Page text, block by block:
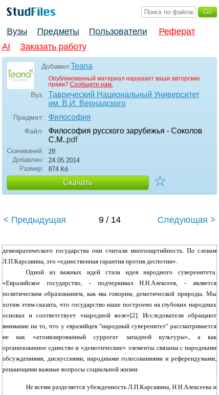
Вузы Предметы Пользователи
Реферат
AI
Заказать работу
Добавил:Teana
Опубликованный материал нарушает ваши авторские
права? Сообщите нам.
Вуз:
Таврический Национальный Университет
им. В.И. Вернадского
Предмет: Философия
Файл:
Философия русского зарубежья - Соколов
С.М..pdf
Скачиваний:
28
Добавлен:
24.05.2014
Размер:
874 Кб
Скачать ☆
< Предыдущая 9 / 14 Следующая >
демократического государства они считали многопартийность. По словам
Л.П.Карсавина, это «единственная гарантия против деспотии».
Одной из важных идей стала идея народного суверенитета.
«Евразийское государство, - подчеркивал Н.Н.Алексеев, - является
политическим образованием, как мы говорим, демотической природы. Мы
хотим этим сказать, что государство наше построено на глубоких народных
основах и соответствует «народной воле»[2]. Исследователи обращают
внимание на то, что у евразийцев "народный суверенитет" рассматривается
не как «атомизированный суррогат западной культуры», а как
организованное единство и «демотические» элементы связаны с народными
обсуждениями, дискуссиями, народными голосованиями и референдумами,
решающими важные вопросы социальной жизни.
Не всеми разделяется убежденность Л.П.Карсавина, Н.Н.Алексеева и